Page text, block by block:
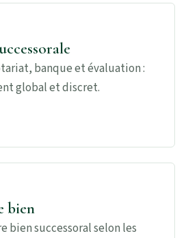
banque et évaluation :
global et discret.
bien
bien successoral selon les